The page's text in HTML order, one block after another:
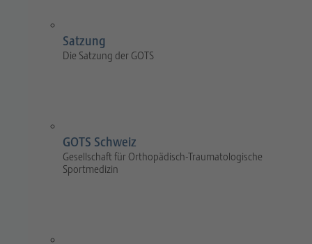
Satzung
Die Satzung der GOTS
GOTS Schweiz
Gesellschaft für Orthopädisch-Traumatologische
Sportmedizin